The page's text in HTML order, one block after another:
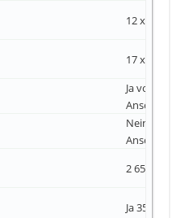
12 x 0 Ja
17 x 6,5
Ja
Nein
2 65 kA
Ja 35 x 10